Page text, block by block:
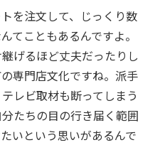
を注文して、じっくり数
てこともあるんですよ。
げるほど丈夫だったりし
専門店文化ですね。派手
レビ取材も断ってしまう
たちの目の行き届く範囲
いという思いがあるんで